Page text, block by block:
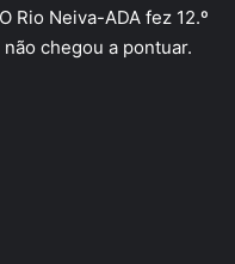
Rio Neiva-ADA fez 12.º
chegou a pontuar.